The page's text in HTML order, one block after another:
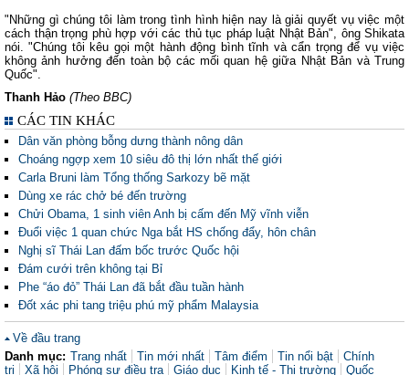
"Những gì chúng tôi làm trong tình hình hiện nay là giải quyết vụ việc một
cách thận trọng phù hợp với các thủ tục pháp luật Nhật Bản", ông Shikata
nói. "Chúng tôi kêu gọi một hành động bình tĩnh và cẩn trọng để vụ việc
không ảnh hưởng đến toàn bộ các mối quan hệ giữa Nhật Bản và Trung
Quốc".
Thanh Hảo (Theo BBC)
CÁC TIN KHÁC
Dân văn phòng bỗng dưng thành nông dân
Choáng ngợp xem 10 siêu đô thị lớn nhất thế giới
Carla Bruni làm Tổng thống Sarkozy bẽ mặt
Dùng xe rác chở bé đến trường
Chửi Obama, 1 sinh viên Anh bị cấm đến Mỹ vĩnh viễn
Đuổi việc 1 quan chức Nga bắt HS chống đẩy, hôn chân
Nghị sĩ Thái Lan đấm bốc trước Quốc hội
Đám cưới trên không tại Bỉ
Phe “áo đỏ” Thái Lan đã bắt đầu tuần hành
Đốt xác phi tang triệu phú mỹ phẩm Malaysia
Về đầu trang
Danh mục: Trang nhất Tin mới nhất Tâm điểm Tin nổi bật
Chính
trị
Xã hội Phóng sự điều tra Giáo dục Kinh tế - Thị trường Quốc